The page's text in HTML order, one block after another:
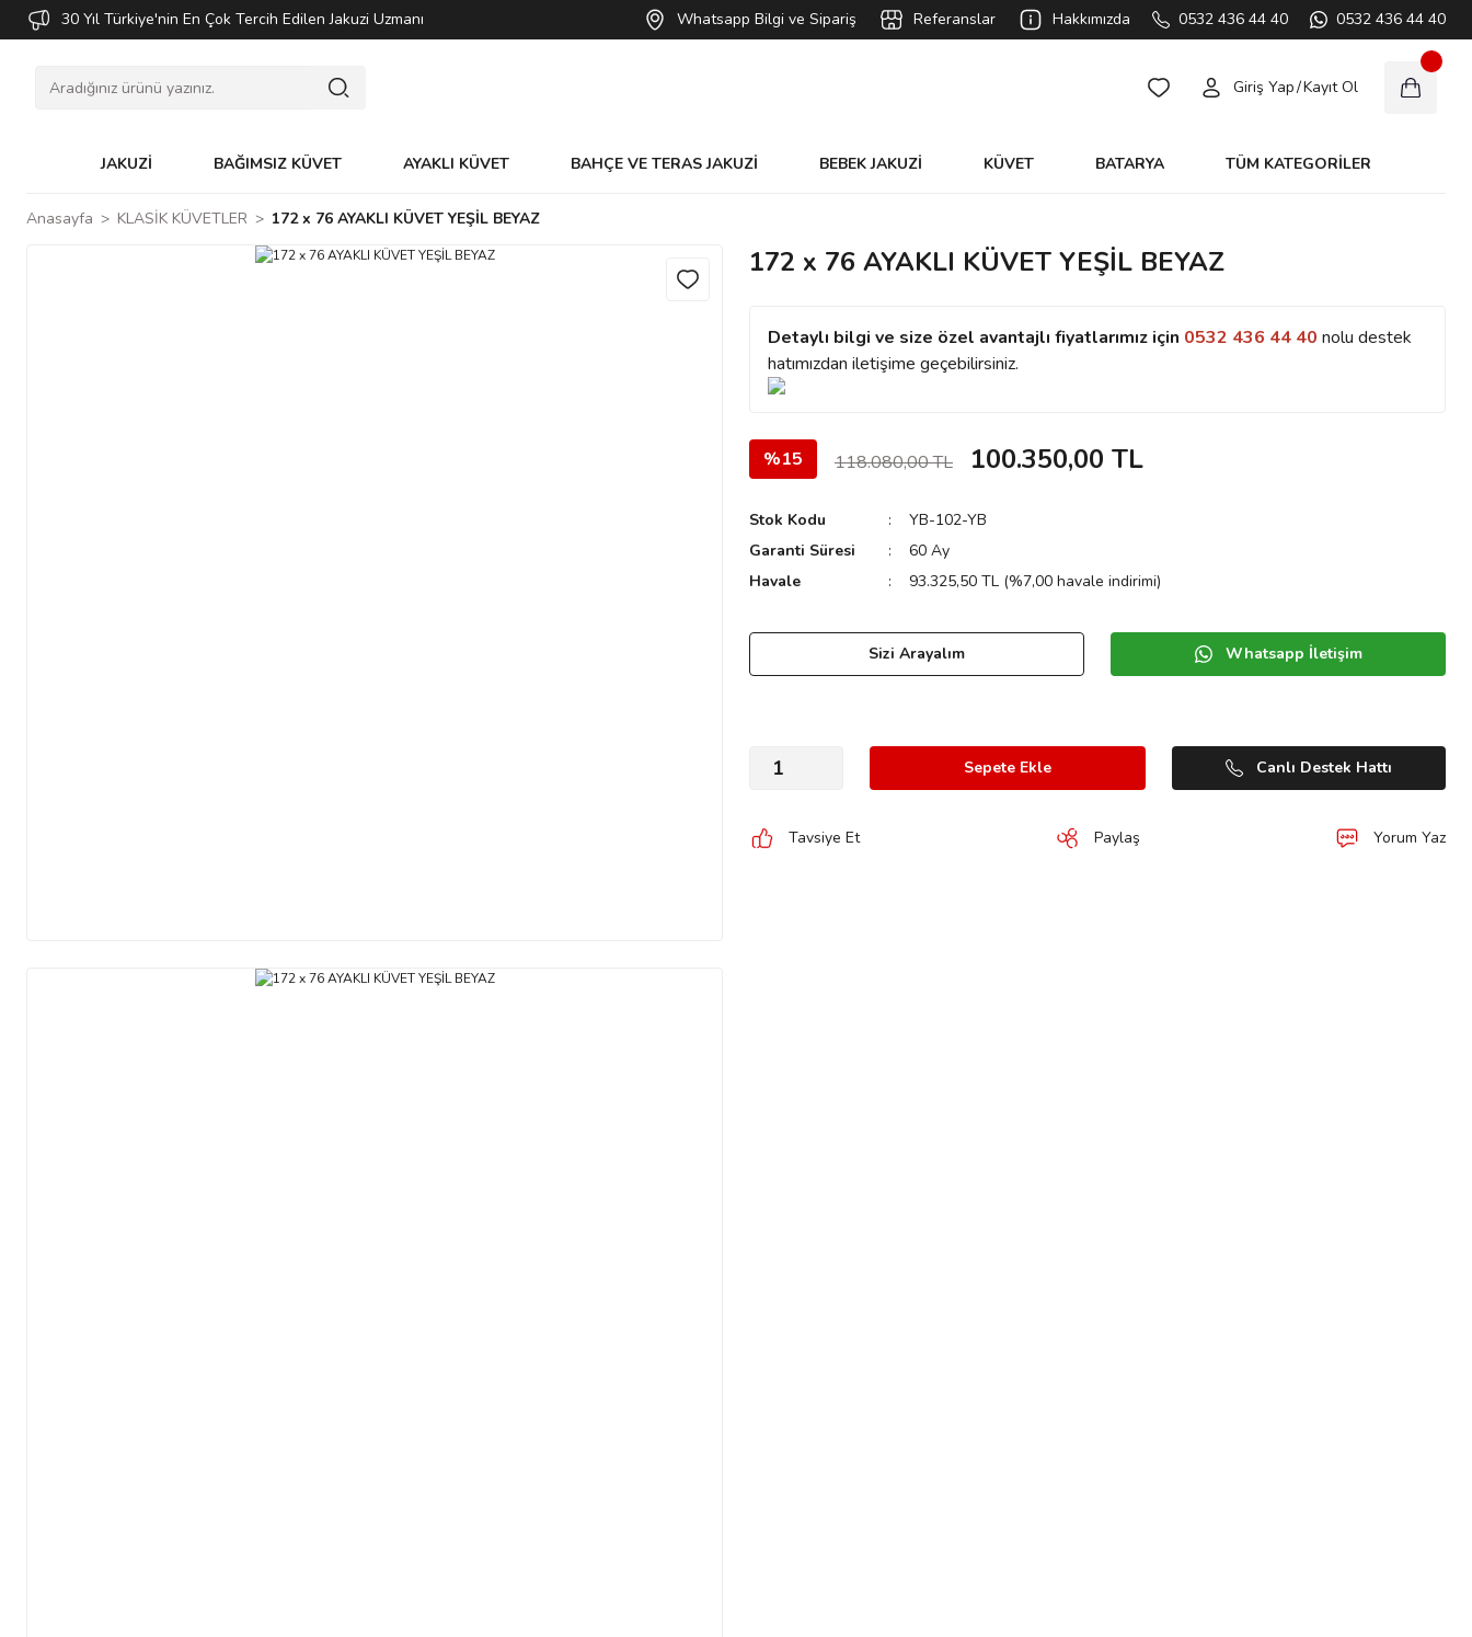
30 Yıl Türkiye'nin En Çok Tercih Edilen Jakuzi Uzmanı Whatsapp Bilgi ve Sipariş Referanslar Hakkımızda 0532 436 44 40 0532 436 44 40
Giriş Yap/Kayıt Ol
JAKUZİ BAĞIMSIZ KÜVET AYAKLI KÜVET BAHÇE VE TERAS JAKUZİ BEBEK JAKUZİ KÜVET BATARYA TÜM KATEGORİLER
Anasayfa KLASİK KÜVETLER 172 x 76 AYAKLI KÜVET YEŞİL BEYAZ
172 x 76 AYAKLI KÜVET YEŞİL BEYAZ
Detaylı bilgi ve size özel avantajlı fiyatlarımız için 0532 436 44 40 nolu destek
hatımızdan iletişime geçebilirsiniz.
%15 118.080,00 TL 100.350,00 TL
Stok Kodu
YB-102-YB
Garanti Süresi
60 Ay
Havale
93.325,50 TL (%7,00 havale indirimi)
Sizi Arayalım Whatsapp İletişim
Sepete Ekle Canlı Destek Hattı
Tavsiye Et Paylaş Yorum Yaz